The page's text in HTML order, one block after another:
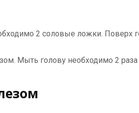
2 соловые ложки.
Мыть голову необходимо 2